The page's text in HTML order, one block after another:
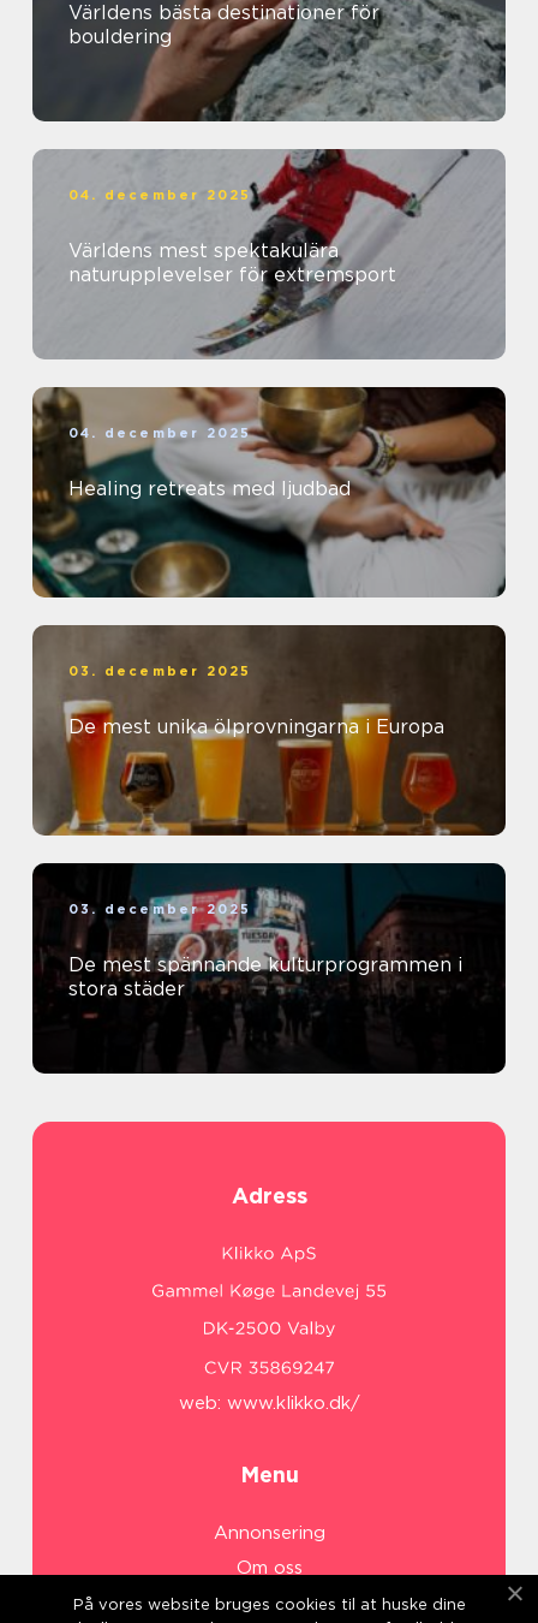
Världens bästa destinationer för
bouldering
04. december 2025
Världens mest spektakulära
naturupplevelser för extremsport
04. december 2025
Healing retreats med ljudbad
03. december 2025
De mest unika ölprovningarna i Europa
03. december 2025
De mest spännande kulturprogrammen i
stora städer
Adress
web: www.klikko.dk/
Menu
Annonsering
Om oss
Cookies
På vores website bruges cookies til at huske dine